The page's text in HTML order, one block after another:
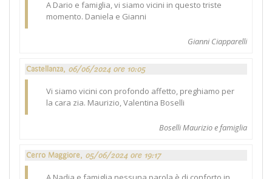
A Dario e famiglia, vi siamo vicini in questo triste
momento. Daniela e Gianni
Gianni Ciapparelli
Castellanza, 06/06/2024 ore 10:05
Vi siamo vicini con profondo affetto, preghiamo per
la cara zia. Maurizio, Valentina Boselli
Boselli Maurizio e famiglia
Cerro Maggiore, 05/06/2024 ore 19:17